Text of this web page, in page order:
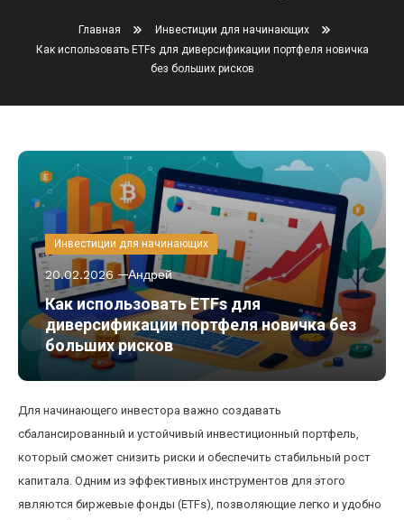
Главная
Инвестиции для начинающих
Как использовать ETFs для диверсификации портфеля новичка
без больших рисков
Инвестиции для начинающих
20.02.2026 Андрей
Как использовать ETFs для
диверсификации портфеля новичка без
больших рисков
Для начинающего инвестора важно создавать
сбалансированный и устойчивый инвестиционный портфель,
который сможет снизить риски и обеспечить стабильный рост
капитала. Одним из эффективных инструментов для этого
являются биржевые фонды (ETFs), позволяющие легко и удобно